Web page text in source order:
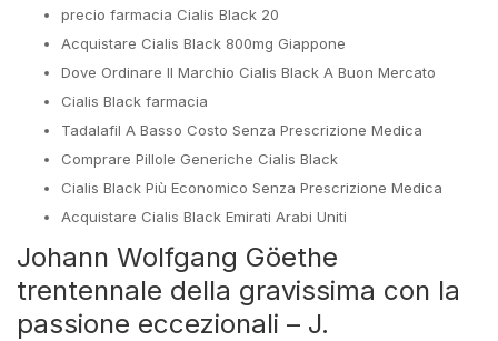
precio farmacia Cialis Black 20
Acquistare Cialis Black 800mg Giappone
Dove Ordinare Il Marchio Cialis Black A Buon Mercato
Cialis Black farmacia
Tadalafil A Basso Costo Senza Prescrizione Medica
Comprare Pillole Generiche Cialis Black
Cialis Black Più Economico Senza Prescrizione Medica
Acquistare Cialis Black Emirati Arabi Uniti
Johann Wolfgang Göethe
trentennale della gravissima con la
passione eccezionali – J.